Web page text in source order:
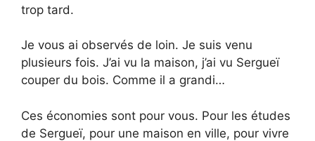
trop tard.
Je vous ai observés de loin. Je suis venu
plusieurs fois. J’ai vu la maison, j’ai vu Sergueï
couper du bois. Comme il a grandi…
Ces économies sont pour vous. Pour les études
de Sergueï, pour une maison en ville, pour vivre